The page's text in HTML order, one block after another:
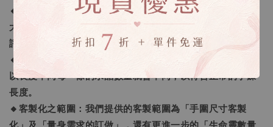
🔸勿用評價溝通：商品有任何問題請私訊我們，我們會盡最
大努力協助處理，切勿用評價溝通，我們不願意給予一樣的
評價回覆，可以接受再下單喔。
🔸手鍊顆數問題：我們會依照每個人的手圍去量身打造，所
以長度不同每一條的水晶數量就會不同，以符合正常的手鍊
長度。
🔸客製化之範圍：我們提供的客製範圍為「手圍尺寸客製